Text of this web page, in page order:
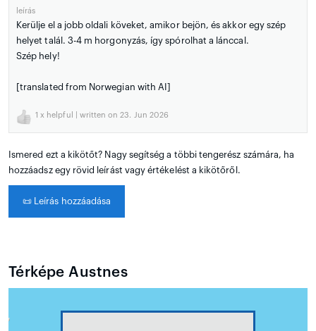
leírás
Kerülje el a jobb oldali köveket, amikor bejön, és akkor egy szép
helyet talál. 3-4 m horgonyzás, így spórolhat a lánccal.
Szép hely!
[translated from Norwegian with AI]
1 x helpful | written on 23. Jun 2026
Ismered ezt a kikötőt? Nagy segítség a többi tengerész számára, ha
hozzáadsz egy rövid leírást vagy értékelést a kikötőről.
📜 Leírás hozzáadása
Térképe Austnes